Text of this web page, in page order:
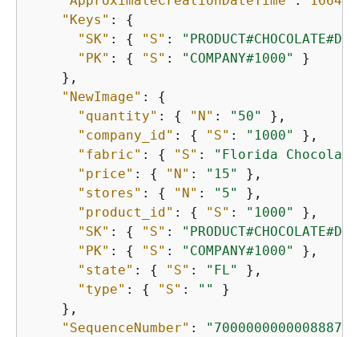
"Keys" : {
"SK" : { "S" :
"PK" : { "S" : "COMPANY#1000"
}
    },
"NewImage" : {
"quantity" : { "N" : "50"
},
"company_id" : { "S" : "1000"
},
"fabric" : { "S" :
"Florida
"price" : { "N" : "15"
},
"stores" : { "N" : "5"
},
"product_id" : { "S" : "1000"
},
"SK" : { "S" :
"PK" : { "S" : "COMPANY#1000"
},
"state" : { "S" : "FL"
},
"type" : { "S" : ""
}
    },
"SequenceNumber" :